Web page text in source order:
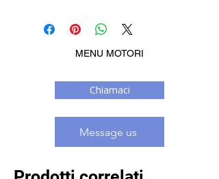
MENU MOTORI
Chiamaci
Message us